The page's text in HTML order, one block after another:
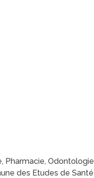
Pharmacie, Odontologie
des Etudes de Santé